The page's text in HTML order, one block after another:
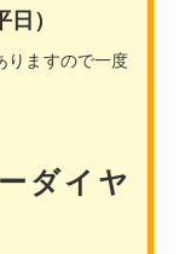
）
りますので一度
ダイヤ